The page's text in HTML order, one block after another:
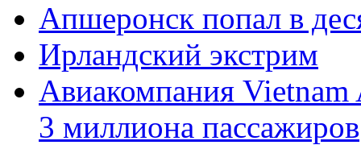
Апшеронск попал в
Ирландский экстрим
Авиакомпания Vietnam
3 миллиона пассажиров